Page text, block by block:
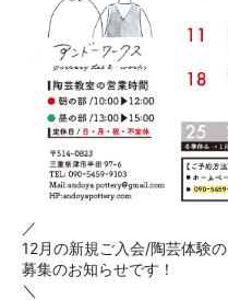
／
12月の新規ご入会/陶芸体験の
募集のお知らせです！
＼